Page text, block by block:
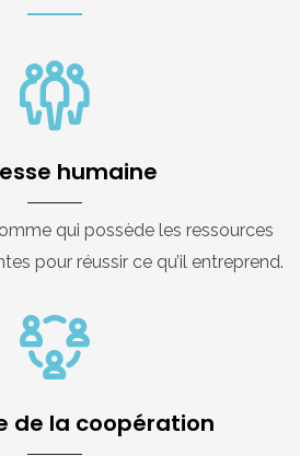
humaine
qui possède les ressources
pour réussir ce qu’il entreprend.
de la coopération